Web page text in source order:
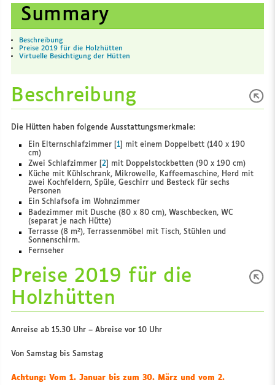
Summary
Beschreibung
Preise 2019 für die Holzhütten
Virtuelle Besichtigung der Hütten
Beschreibung
Die Hütten haben folgende Ausstattungsmerkmale:
Ein Elternschlafzimmer [1
mit einem Doppelbett (140 x 190
cm)
Zwei Schlafzimmer [2
mit Doppelstockbetten (90 x 190 cm)
Küche mit Kühlschrank, Mikrowelle, Kaffeemaschine, Herd mit
zwei Kochfeldern, Spüle, Geschirr und Besteck für sechs
Personen
Ein Schlafsofa im Wohnzimmer
Badezimmer mit Dusche (80 x 80 cm), Waschbecken, WC
(separat je nach Hütte)
Terrasse (8 m²), Terrassenmöbel mit Tisch, Stühlen und
Sonnenschirm.
Fernseher
Preise 2019 für die
Holzhütten
Anreise ab 15.30 Uhr – Abreise vor 10 Uhr
Von Samstag bis Samstag
Achtung: Vom 1. Januar bis zum 30. März und vom 2.